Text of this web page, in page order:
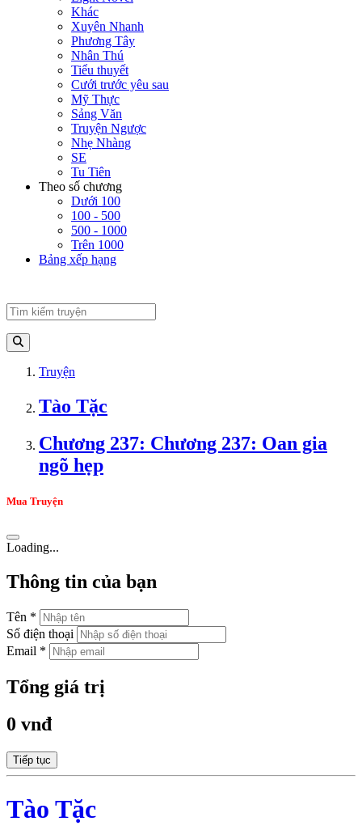
Khác
Xuyên Nhanh
Phương Tây
Nhân Thú
Tiểu thuyết
Cưới trước yêu sau
Mỹ Thực
Sảng Văn
Truyện Ngược
Nhẹ Nhàng
SE
Tu Tiên
Theo số chương
Dưới 100
100 - 500
500 - 1000
Trên 1000
Bảng xếp hạng
Truyện
Tào Tặc
Chương 237: Chương 237: Oan gia
ngõ hẹp
Mua Truyện
Loading...
Thông tin của bạn
Tên *
Số điện thoại
Email *
Tổng giá trị
0 vnđ
Tiếp tục
Tào Tặc